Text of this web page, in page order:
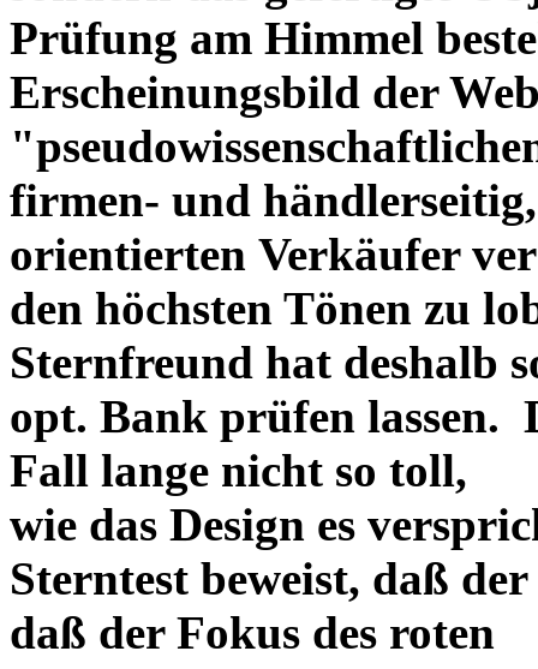
Prüfung am Himmel
Erscheinungsbild der
firmen- und
orientierten Verkäufer
den höchsten Tönen zu
Sternfreund hat deshalb
opt. Bank prüfen lassen.
Fall lange nicht so toll,
wie das Design es
Sterntest beweist, daß
daß der Fokus des roten